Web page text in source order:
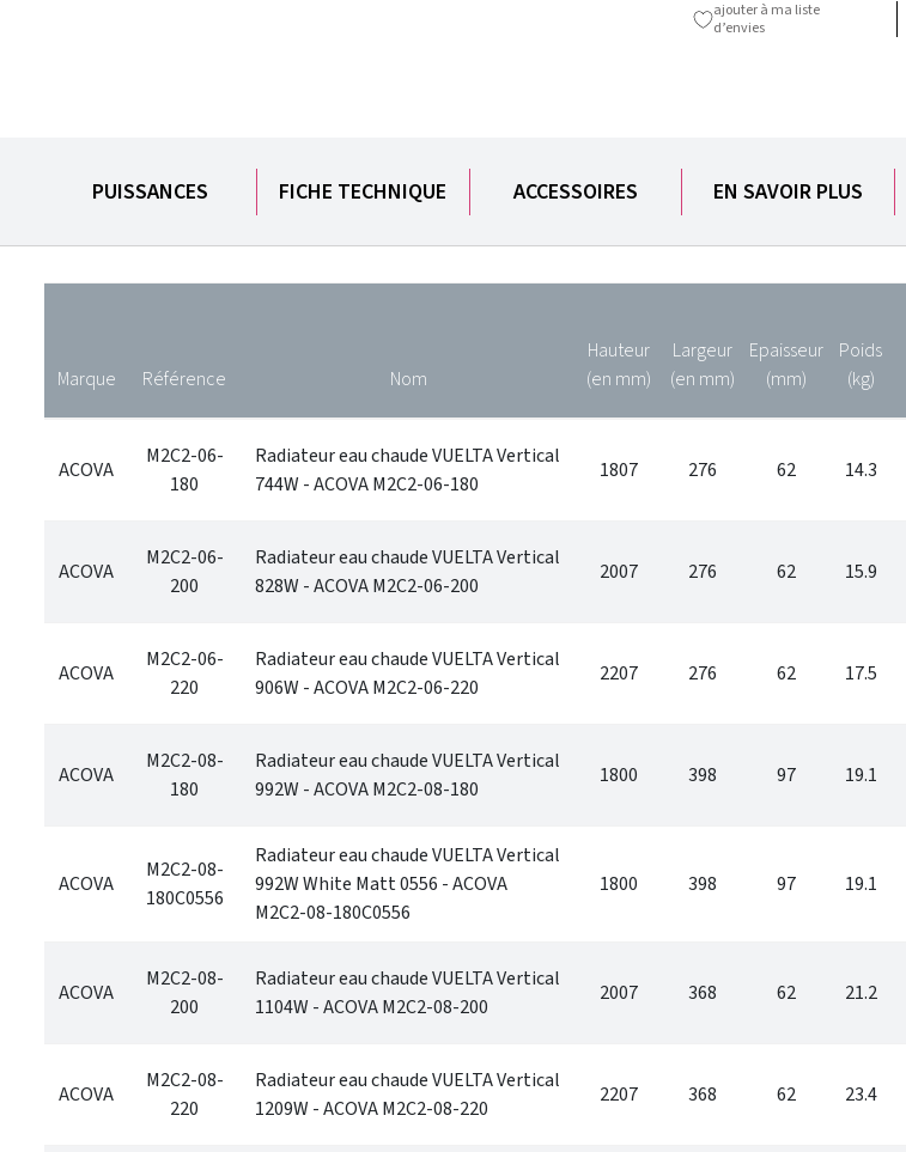
ajouter à ma liste
d’envies
PUISSANCES FICHE TECHNIQUE ACCESSOIRES EN SAVOIR PLUS
Marque Référence Nom
Hauteur
(en mm)
Largeur
(en mm)
Epaisseur
(mm)
Poids
(kg)
ACOVA
M2C2-06-
180
Radiateur eau chaude VUELTA Vertical
744W - ACOVA M2C2-06-180
1807 276 62 14.3
ACOVA
M2C2-06-
200
Radiateur eau chaude VUELTA Vertical
828W - ACOVA M2C2-06-200
2007 276 62 15.9
ACOVA
M2C2-06-
220
Radiateur eau chaude VUELTA Vertical
906W - ACOVA M2C2-06-220
2207 276 62 17.5
ACOVA
M2C2-08-
180
Radiateur eau chaude VUELTA Vertical
992W - ACOVA M2C2-08-180
1800 398 97 19.1
ACOVA
M2C2-08-
180C0556
Radiateur eau chaude VUELTA Vertical
992W White Matt 0556 - ACOVA
M2C2-08-180C0556
1800 398 97 19.1
ACOVA
M2C2-08-
200
Radiateur eau chaude VUELTA Vertical
1104W - ACOVA M2C2-08-200
2007 368 62 21.2
ACOVA
M2C2-08-
220
Radiateur eau chaude VUELTA Vertical
1209W - ACOVA M2C2-08-220
2207 368 62 23.4